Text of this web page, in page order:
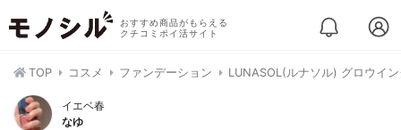
おすすめ商品がもらえる
クチコミポイ活サイト
TOP コスメ ファンデーション LUNASOL(ルナソル) グロウイ
イエベ春
なゆ